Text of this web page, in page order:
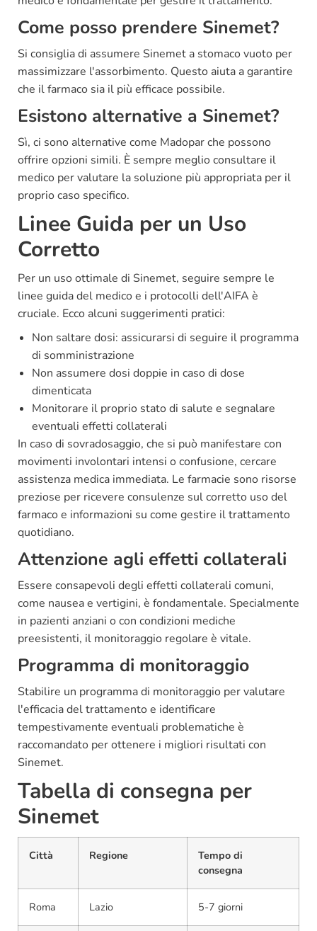
Come posso prendere Sinemet?
Si consiglia di assumere Sinemet a stomaco vuoto per
massimizzare l'assorbimento. Questo aiuta a garantire
che il farmaco sia il più efficace possibile.
Esistono alternative a Sinemet?
Sì, ci sono alternative come Madopar che possono
offrire opzioni simili. È sempre meglio consultare il
medico per valutare la soluzione più appropriata per il
proprio caso specifico.
Linee Guida per un Uso
Corretto
Per un uso ottimale di Sinemet, seguire sempre le
linee guida del medico e i protocolli dell'AIFA è
cruciale. Ecco alcuni suggerimenti pratici:
Non saltare dosi: assicurarsi di seguire il programma
di somministrazione
Non assumere dosi doppie in caso di dose
dimenticata
Monitorare il proprio stato di salute e segnalare
eventuali effetti collaterali
In caso di sovradosaggio, che si può manifestare con
movimenti involontari intensi o confusione, cercare
assistenza medica immediata. Le farmacie sono risorse
preziose per ricevere consulenze sul corretto uso del
farmaco e informazioni su come gestire il trattamento
quotidiano.
Attenzione agli effetti collaterali
Essere consapevoli degli effetti collaterali comuni,
come nausea e vertigini, è fondamentale. Specialmente
in pazienti anziani o con condizioni mediche
preesistenti, il monitoraggio regolare è vitale.
Programma di monitoraggio
Stabilire un programma di monitoraggio per valutare
l'efficacia del trattamento e identificare
tempestivamente eventuali problematiche è
raccomandato per ottenere i migliori risultati con
Sinemet.
Tabella di consegna per
Sinemet
Città Regione
Tempo di
consegna
Roma Lazio 5-7 giorni